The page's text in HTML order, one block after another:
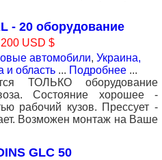
- 20 оборудование
USD $
автомобили, Украина,
и область ... Подробнее ...
ТОЛЬКО оборудование
Состояние хорошее -
рабочий кузов. Прессует -
Возможен монтаж на Ваше
GLC 50